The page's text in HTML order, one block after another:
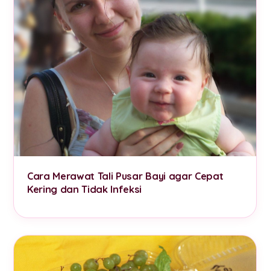
Cara Merawat Tali Pusar Bayi agar Cepat
Kering dan Tidak Infeksi